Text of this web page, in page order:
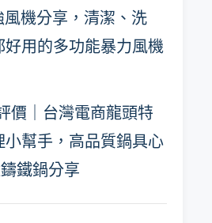
風機分享，清潔、洗
好用的多功能暴力風機
價｜台灣電商龍頭特
小幫手，高品質鍋具心
鐵鍋分享